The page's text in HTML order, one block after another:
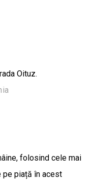
Oituz.
folosind cele mai
pe piață în acest